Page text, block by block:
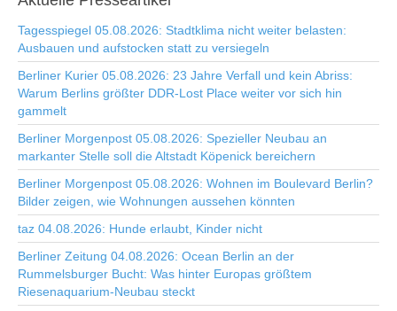
Tagesspiegel 05.08.2026: Stadtklima nicht weiter belasten:
Ausbauen und aufstocken statt zu versiegeln
Berliner Kurier 05.08.2026: 23 Jahre Verfall und kein Abriss:
Warum Berlins größter DDR-Lost Place weiter vor sich hin
gammelt
Berliner Morgenpost 05.08.2026: Spezieller Neubau an
markanter Stelle soll die Altstadt Köpenick bereichern
Berliner Morgenpost 05.08.2026: Wohnen im Boulevard Berlin?
Bilder zeigen, wie Wohnungen aussehen könnten
taz 04.08.2026: Hunde erlaubt, Kinder nicht
Berliner Zeitung 04.08.2026: Ocean Berlin an der
Rummelsburger Bucht: Was hinter Europas größtem
Riesenaquarium-Neubau steckt